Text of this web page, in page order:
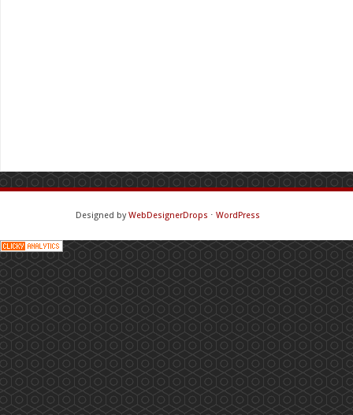
Designed byWebDesignerDrops ⋅ WordPress